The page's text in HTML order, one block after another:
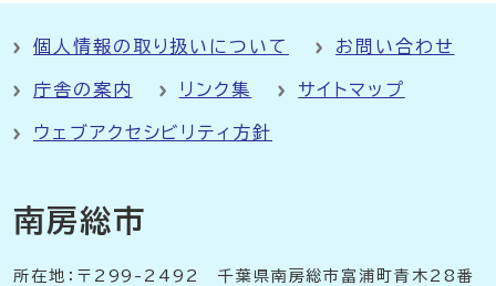
個人情報の取り扱いについて お問い合わせ
庁舎の案内 リンク集 サイトマップ
ウェブアクセシビリティ方針
南房総市
所在地：〒299-2492 千葉県南房総市富浦町青木28番